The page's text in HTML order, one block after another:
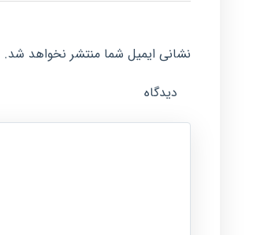
نشانی ایمیل شما منتشر نخواهد شد.
دیدگاه